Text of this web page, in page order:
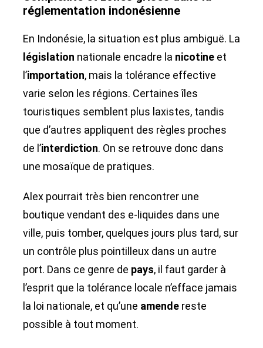
réglementation indonésienne
En Indonésie, la situation est plus ambiguë. La
législation nationale encadre la nicotine et
l’importation, mais la tolérance effective
varie selon les régions. Certaines îles
touristiques semblent plus laxistes, tandis
que d’autres appliquent des règles proches
de l’interdiction. On se retrouve donc dans
une mosaïque de pratiques.
Alex pourrait très bien rencontrer une
boutique vendant des e-liquides dans une
ville, puis tomber, quelques jours plus tard, sur
un contrôle plus pointilleux dans un autre
port. Dans ce genre de pays, il faut garder à
l’esprit que la tolérance locale n’efface jamais
la loi nationale, et qu’une amende reste
possible à tout moment.